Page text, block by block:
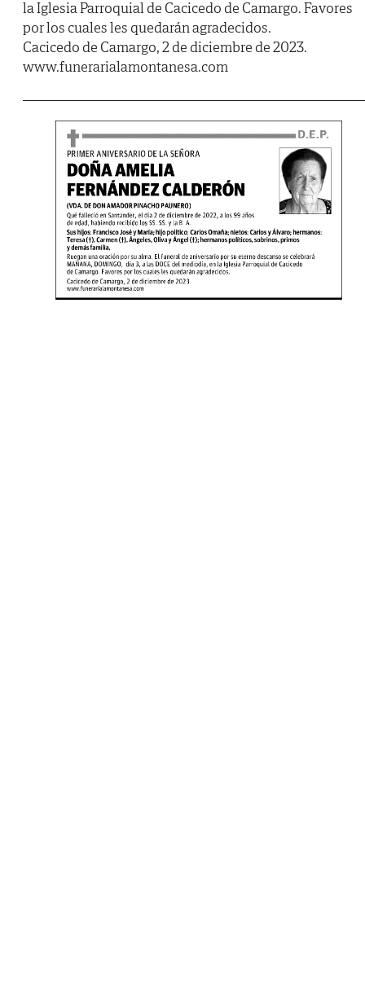
la Iglesia Parroquial de Cacicedo de Camargo. Favores
por los cuales les quedarán agradecidos.
Cacicedo de Camargo, 2 de diciembre de 2023.
www.funerarialamontanesa.com